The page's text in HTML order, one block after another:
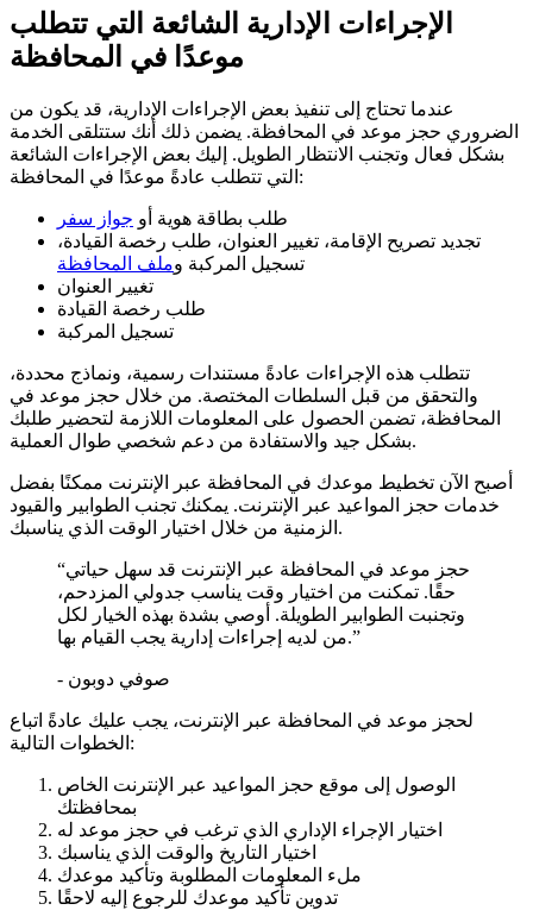
الإجراءات الإدارية الشائعة التي تتطلب
موعدًا في المحافظة
عندما تحتاج إلى تنفيذ بعض الإجراءات الإدارية، قد يكون من
الضروري حجز موعد في المحافظة. يضمن ذلك أنك ستتلقى الخدمة
بشكل فعال وتجنب الانتظار الطويل. إليك بعض الإجراءات الشائعة
التي تتطلب عادةً موعدًا في المحافظة:
طلب بطاقة هوية أو جواز سفر
تجديد تصريح الإقامة، تغيير العنوان، طلب رخصة القيادة،
تسجيل المركبة وملف المحافظة
تغيير العنوان
طلب رخصة القيادة
تسجيل المركبة
تتطلب هذه الإجراءات عادةً مستندات رسمية، ونماذج محددة،
والتحقق من قبل السلطات المختصة. من خلال حجز موعد في
المحافظة، تضمن الحصول على المعلومات اللازمة لتحضير طلبك
بشكل جيد والاستفادة من دعم شخصي طوال العملية.
أصبح الآن تخطيط موعدك في المحافظة عبر الإنترنت ممكنًا بفضل
خدمات حجز المواعيد عبر الإنترنت. يمكنك تجنب الطوابير والقيود
الزمنية من خلال اختيار الوقت الذي يناسبك.
“حجز موعد في المحافظة عبر الإنترنت قد سهل حياتي
حقًا. تمكنت من اختيار وقت يناسب جدولي المزدحم،
وتجنبت الطوابير الطويلة. أوصي بشدة بهذه الخيار لكل
من لديه إجراءات إدارية يجب القيام بها.”
- صوفي دوبون
لحجز موعد في المحافظة عبر الإنترنت، يجب عليك عادةً اتباع
الخطوات التالية:
الوصول إلى موقع حجز المواعيد عبر الإنترنت الخاص
بمحافظتك
اختيار الإجراء الإداري الذي ترغب في حجز موعد له
اختيار التاريخ والوقت الذي يناسبك
ملء المعلومات المطلوبة وتأكيد موعدك
تدوين تأكيد موعدك للرجوع إليه لاحقًا